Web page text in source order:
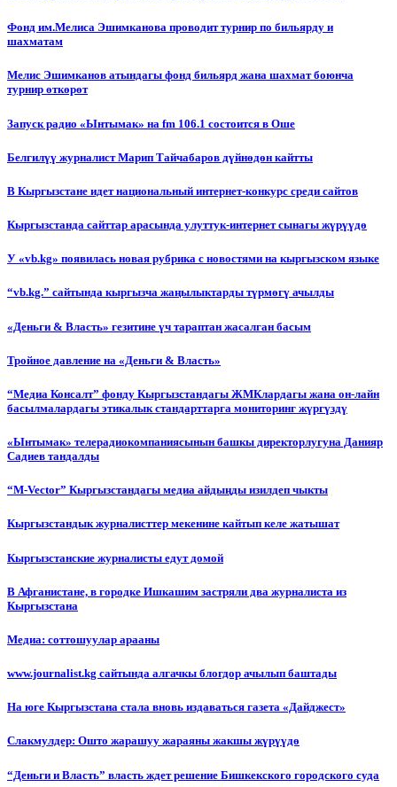
Фонд им.Мелиса Эшимканова проводит турнир по бильярду и
шахматам
Мелис Эшимканов атындагы фонд бильярд жана шахмат боюнча
турнир өткөрөт
Запуск радио «Ынтымак» на fm 106.1 состоится в Оше
Белгилүү журналист Марип Тайчабаров дүйнөдөн кайтты
В Кыргызстане идет национальный интернет-конкурс среди сайтов
Кыргызстанда сайттар арасында улуттук-интернет сынагы жүрүүдө
У «vb.kg» появилась новая рубрика с новостями на кыргызском языке
“vb.kg.” сайтында кыргызча жаңылыктарды түрмөгү ачылды
«Деньги & Власть» гезитине үч тараптан жасалган басым
Тройное давление на «Деньги & Власть»
“Медиа Консалт” фонду Кыргызстандагы ЖМКлардагы жана он-лайн
басылмалардагы этикалык стандарттарга мониторинг жүргүздү
«Ынтымак» телерадиокомпаниясынын башкы директорлугуна Данияр
Садиев тандалды
“М-Vector” Кыргызстандагы медиа айдыңды изилдеп чыкты
Кыргызстандык журналисттер мекенине кайтып келе жатышат
Кыргызстанские журналисты едут домой
В Афганистане, в городке Ишкашим застряли два журналиста из
Кыргызстана
Медиа: соттошуулар арааны
www.journalist.kg сайтында алгачкы блогдор ачылып баштады
На юге Кыргызстана стала вновь издаваться газета «Дайджест»
Слакмулдер: Ошто жарашуу жараяны жакшы жүрүүдө
“Деньги и Власть” власть ждет решение Бишкекского городского суда